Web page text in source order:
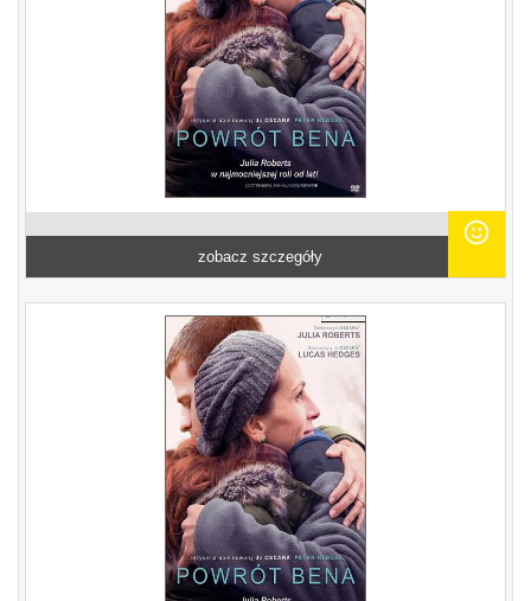
zobacz szczegóły